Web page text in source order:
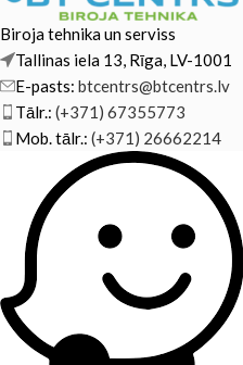
Biroja tehnika un serviss
Tallinas iela 13, Rīga, LV-1001
E-pasts: btcentrs@btcentrs.lv
Tālr.: (+371) 67355773
Mob. tālr.: (+371) 26662214